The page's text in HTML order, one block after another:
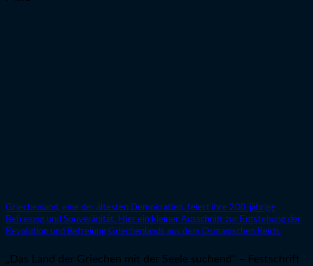
Griechenland, eine der ältesten Demokratien, feiert ihre 200-jährige
Befreiung und Souveränität. Hier ein kleiner Ausschnitt zur Entstehung der
Revolution und Befreiung Griechenlands aus dem Osmanischen Reich.
„Das Land der Griechen mit der Seele suchend“ – Festschrift